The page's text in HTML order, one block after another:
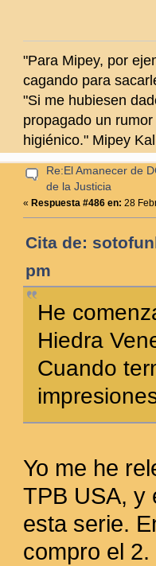
"Para Mipey, por
cagando para
"Si me hubiesen
propagado un
higiénico." Mipey
Re:El Amanecer de
de la Justicia
«Respuesta #486 en: 28
Cita de:
pm
He
Hiedra
Cuando
Yo me he
TPB USA, y
esta serie.
compro el 2.